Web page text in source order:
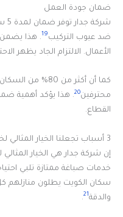
ضمان جودة العمل
ضد عيوب التركيب19 . هذا يضمن
الأعمال. الالتزام الجاد يظهر
كما أن أكثر من
محترفين20. هذا يؤكد أهمية
القطاع.
3 أسباب تجعلنا الخيار المثالي لخدمات الصباغة بالكويت شركة جدار
إن شركة جدار هي الخيار
والدقة21
.